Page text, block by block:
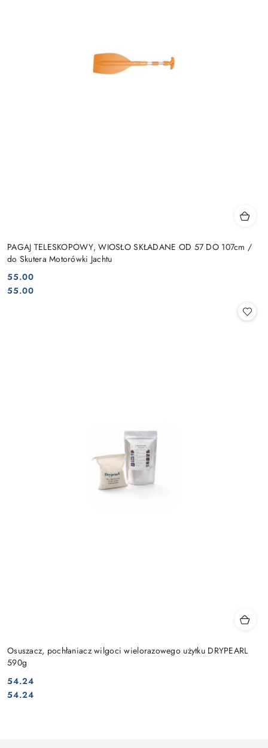
PAGAJ TELESKOPOWY, WIOSŁO SKŁADANE OD 57 DO 107cm /
do Skutera Motorówki Jachtu
Cena:
55.00
Cena:
55.00
Osuszacz, pochłaniacz wilgoci wielorazowego użytku DRYPEARL
590g
Cena:
54.24
Cena:
54.24